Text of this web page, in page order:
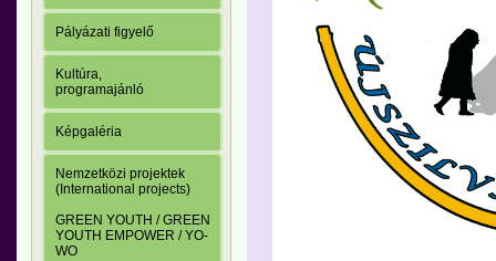
Pályázati figyelő
Kultúra,
programajánló
Képgaléria
Nemzetközi projektek
(International projects)
GREEN YOUTH / GREEN
YOUTH EMPOWER / YO-
WO